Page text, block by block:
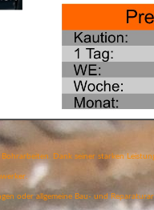
Dank seiner starken
oder allgemeine Bau- und